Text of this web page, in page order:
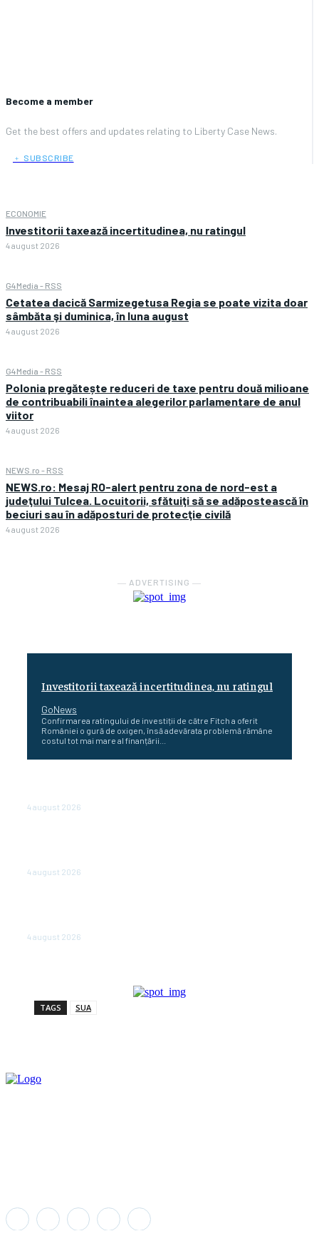
Become a member
Get the best offers and updates relating to Liberty Case News.
﹢ SUBSCRIBE
ECONOMIE
Investitorii taxează incertitudinea, nu ratingul
4 august 2026
G4Media - RSS
Cetatea dacică Sarmizegetusa Regia se poate vizita doar
sâmbăta şi duminica, în luna august
4 august 2026
G4Media - RSS
Polonia pregătește reduceri de taxe pentru două milioane
de contribuabili înaintea alegerilor parlamentare de anul
viitor
4 august 2026
NEWS.ro - RSS
NEWS.ro: Mesaj RO-alert pentru zona de nord-est a
judeţului Tulcea. Locuitorii, sfătuiţi să se adăpostească în
beciuri sau în adăposturi de protecţie civilă
4 august 2026
― ADVERTISING ―
Investitorii taxează incertitudinea, nu ratingul
GoNews
Confirmarea ratingului de investiții de către Fitch a oferit
României o gură de oxigen, însă adevărata problemă rămâne
costul tot mai mare al finanțării...
4 august 2026
4 august 2026
4 august 2026
TAGS SUA